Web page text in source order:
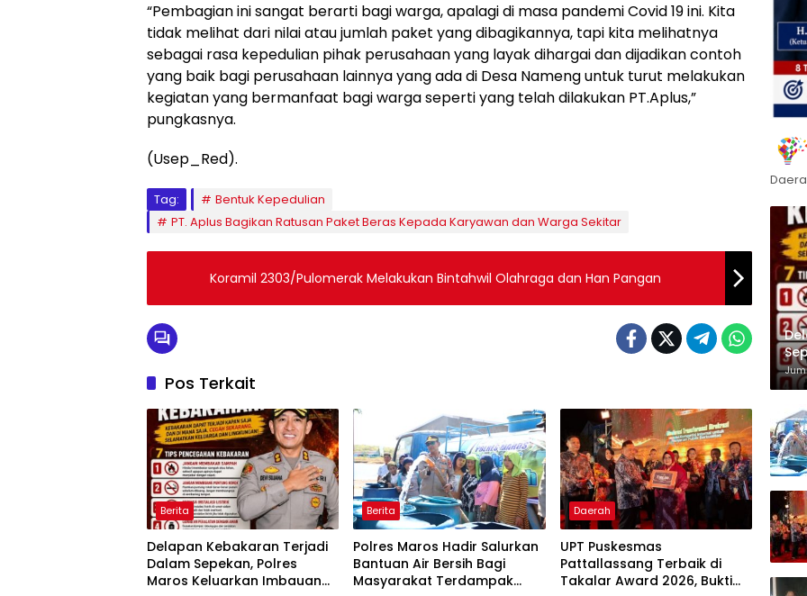
“Pembagian ini sangat berarti bagi warga, apalagi di masa pandemi Covid 19 ini. Kita
tidak melihat dari nilai atau jumlah paket yang dibagikannya, tapi kita melihatnya
sebagai rasa kepedulian pihak perusahaan yang layak dihargai dan dijadikan contoh
yang baik bagi perusahaan lainnya yang ada di Desa Nameng untuk turut melakukan
kegiatan yang bermanfaat bagi warga seperti yang telah dilakukan PT.Aplus,”
pungkasnya.
(Usep_Red).
Tag:
Bentuk Kepedulian
PT. Aplus Bagikan Ratusan Paket Beras Kepada Karyawan dan Warga Sekitar
Koramil 2303/Pulomerak Melakukan Bintahwil Olahraga dan Han Pangan
Pos Terkait
Berita
Delapan Kebakaran Terjadi
Dalam Sepekan, Polres
Maros Keluarkan Imbauan
Berita
Polres Maros Hadir Salurkan
Bantuan Air Bersih Bagi
Masyarakat Terdampak
Daerah
UPT Puskesmas
Pattallassang Terbaik di
Takalar Award 2026, Bukti